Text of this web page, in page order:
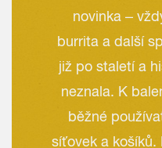
novinka –
burrita a další
již po staletí a
neznala. K
běžné
síťovek a košíků.